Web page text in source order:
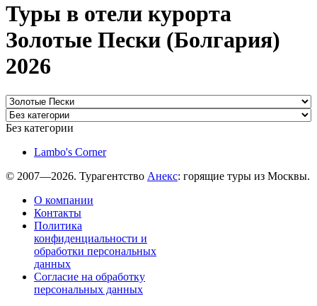
Туры в отели курорта
Золотые Пески (Болгария)
2026
Без категории
Lambo's Corner
© 2007—2026. Турагентство Анекс: горящие туры из Москвы.
О компании
Контакты
Политика
конфиденциальности и
обработки персональных
данных
Согласие на обработку
персональных данных